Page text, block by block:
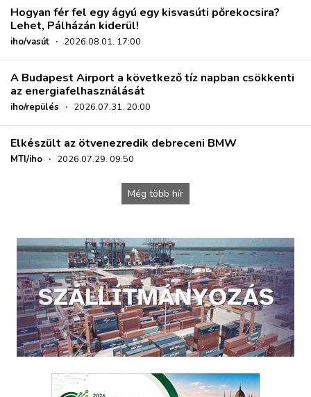
Hogyan fér fel egy ágyú egy kisvasúti pőrekocsira?
Lehet, Pálházán kiderül!
iho/vasút · 2026.08.01. 17:00
A Budapest Airport a következő tíz napban csökkenti
az energiafelhasználását
iho/repülés · 2026.07.31. 20:00
Elkészült az ötvenezredik debreceni BMW
MTI/iho · 2026.07.29. 09:50
Még több hír